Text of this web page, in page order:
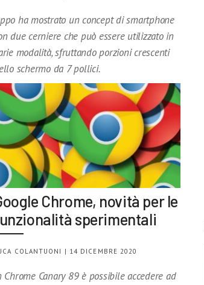
ha mostrato un concept di smartphone
due cerniere che può essere utilizzato in
modalità, sfruttando porzioni crescenti
schermo da 7 pollici.
Chrome, novità per le
sperimentali
COLANTUONI | 14 DICEMBRE 2020
Chrome Canary 89 è possibile accedere ad